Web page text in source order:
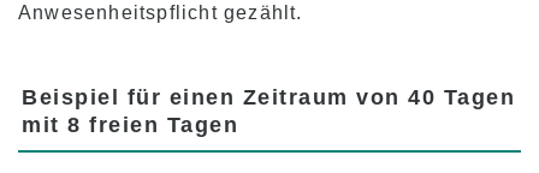
TOEIC & TOEFL Vorbereitung
Gebühren
Anwesenheitspflicht gezählt.
Beispiel für einen Zeitraum von 40 Tagen
mit 8 freien Tagen